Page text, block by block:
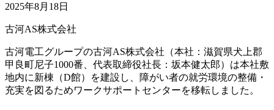
2025年8月18日
古河AS株式会社
古河電工グループの古河AS株式会社（本社：滋賀県犬上郡
甲良町尼子1000番、代表取締役社長：坂本健太郎）は本社敷
地内に新棟（D館）を建設し、障がい者の就労環境の整備・
充実を図るためワークサポートセンターを移転しました。